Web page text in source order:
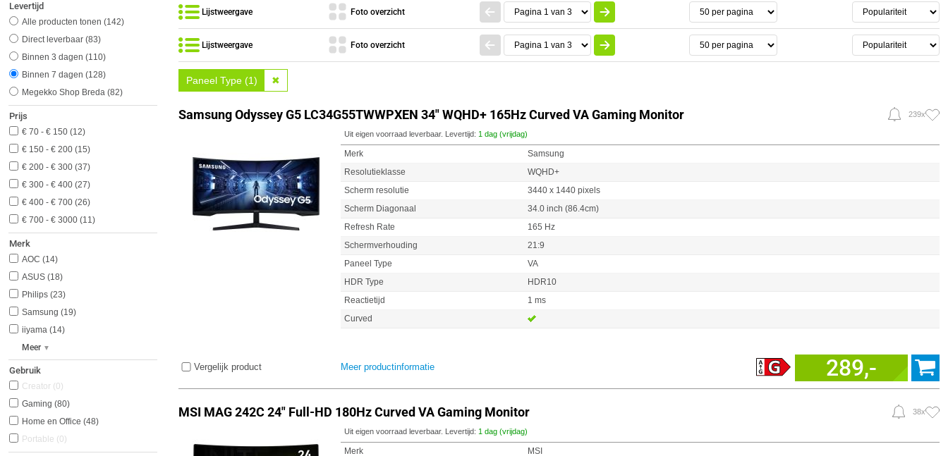
Levertijd
Alle producten tonen
142
Direct leverbaar 83
Binnen 3 dagen
110
Binnen 7 dagen
128
Megekko Shop Breda 82
Prijs
€ 70 - € 150 12
€ 150 - € 200 15
€ 200 - € 300 37
€ 300 - € 400 27
€ 400 - € 700 26
€ 700 - € 3000 11
Merk
AOC
14
ASUS 18
Philips 23
Samsung
19
iiyama 14
Meer
Gebruik
Creator
0
Gaming 80
Home en Office 48
Portable
0
Lijstweergave Foto overzicht
Paneel Type (1) ✖
Samsung Odyssey G5 LC34G55TWWPXEN 34" WQHD+ 165Hz Curved VA Gaming Monitor 239x
Uit eigen voorraad leverbaar. Levertijd: 1 dag (vrijdag)
Merk
Samsung
Resolutieklasse
WQHD+
Scherm resolutie
3440 x 1440 pixels
Scherm Diagonaal
34.0 inch (86.4cm)
Refresh Rate
165 Hz
Schermverhouding
21:9
Paneel Type
VA
HDR Type
HDR10
Reactietijd
1 ms
Curved
Vergelijk product Meer productinformatie 289,-
MSI MAG 242C 24" Full-HD 180Hz Curved VA Gaming Monitor 38x
Uit eigen voorraad leverbaar. Levertijd: 1 dag (vrijdag)
Merk
MSI
Lijstweergave Foto overzicht